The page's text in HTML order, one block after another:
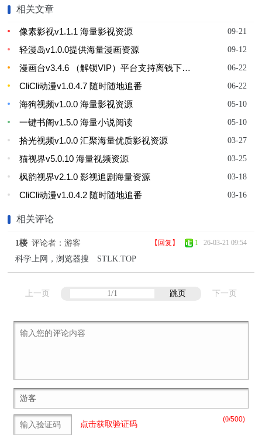
相关文章
09-21
像素影视v1.1.1 海量影视资源
09-12
轻漫岛v1.0.0提供海量漫画资源
06-22
漫画台v3.4.6 （解锁VIP）平台支持离钱下载服务
06-22
CliCli动漫v1.0.4.7 随时随地追番
05-10
海狗视频v1.0.0 海量影视资源
05-10
一键书阁v1.5.0 海量小说阅读
03-27
拾光视频v1.0.0 汇聚海量优质影视资源
03-25
猫视界v5.0.10 海量视频资源
03-18
枫韵视界v2.1.0 影视追剧海量资源
03-16
CliCli动漫v1.0.4.2 随时随地追番
相关评论
【回复】 1 26-03-21 09:54
1楼 评论者：游客
科学上网，浏览器搜 STLK.TOP
上一页 跳页 下一页
(0/500)
点击获取验证码